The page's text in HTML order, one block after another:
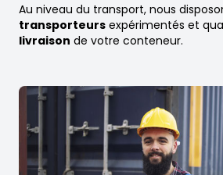
Au niveau du transport, nous
transporteurs expérimentés et
livraison de votre conteneur.